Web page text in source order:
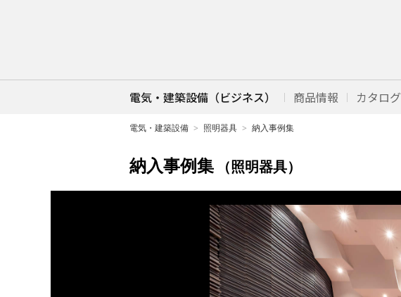
電気・建築設備（ビジネス） 商品情報 カタログ
電気・建築設備 照明器具 納入事例集
納入事例集 （照明器具）